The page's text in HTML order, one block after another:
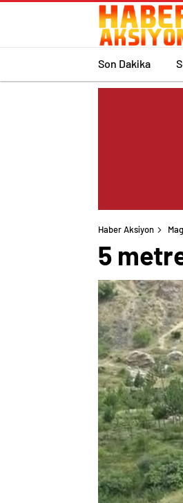
Son Dakika
Haber Aksiyon
5